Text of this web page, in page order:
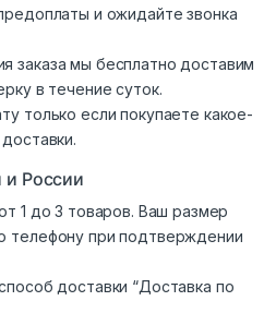
и ожидайте звонка
заказа мы бесплатно доставим
в течение суток.
только если покупаете какое-
и России
1 до 3 товаров. Ваш размер
телефону при подтверждении
доставки “Доставка по